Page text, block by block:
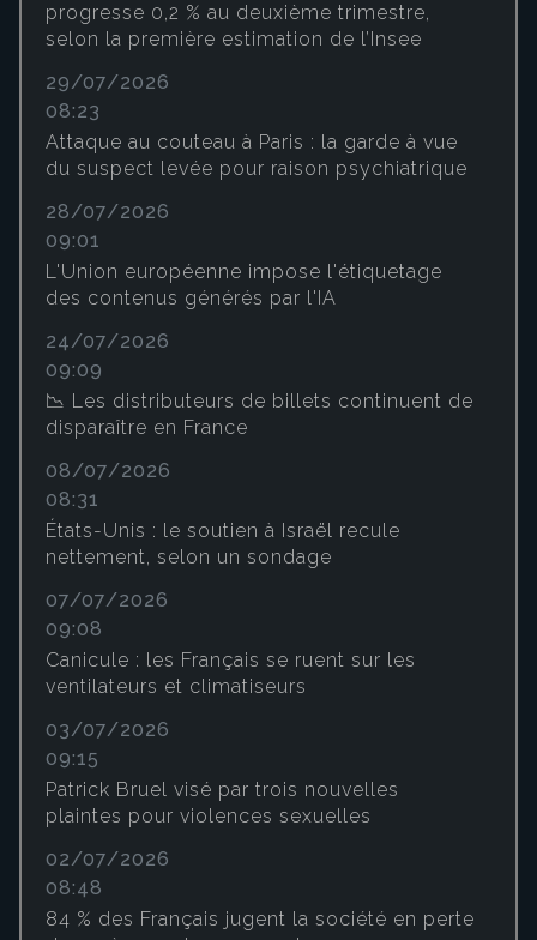
progresse 0,2 % au deuxième trimestre,
selon la première estimation de l’Insee
29/07/2026
08:23
Attaque au couteau à Paris : la garde à vue
du suspect levée pour raison psychiatrique
28/07/2026
09:01
L'Union européenne impose l'étiquetage
des contenus générés par l'IA
24/07/2026
09:09
📉 Les distributeurs de billets continuent de
disparaître en France
08/07/2026
08:31
États-Unis : le soutien à Israël recule
nettement, selon un sondage
07/07/2026
09:08
Canicule : les Français se ruent sur les
ventilateurs et climatiseurs
03/07/2026
09:15
Patrick Bruel visé par trois nouvelles
plaintes pour violences sexuelles
02/07/2026
08:48
84 % des Français jugent la société en perte